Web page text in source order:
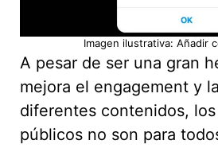
Imagen ilustrativa: Añadir
A pesar de ser una gran
mejora el engagement y
diferentes contenidos,
públicos no son para